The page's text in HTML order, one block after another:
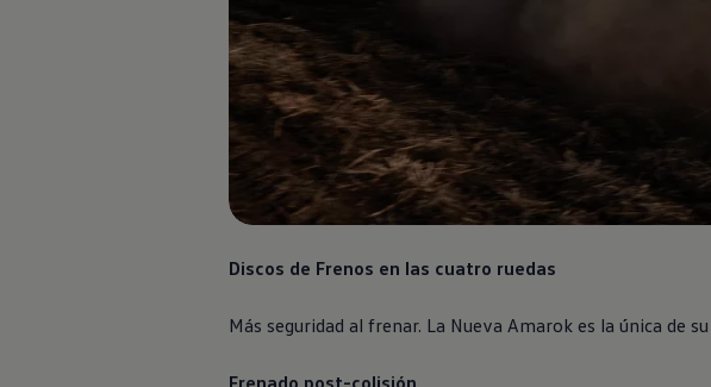
Discos de Frenos en las cuatro ruedas
Más seguridad al frenar. La Nueva Amarok es la única de
Frenado post-colisión